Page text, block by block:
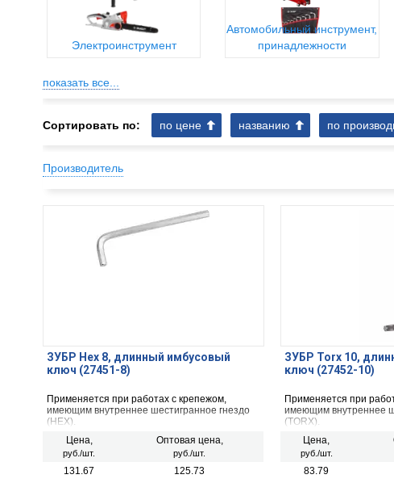
Электроинструмент
Автомобильный инструмент,
принадлежности
показать все...
Сортировать по: по цене названию по
Производитель
ЗУБР Hex 8, длинный имбусовый
ключ (27451-8)
Применяется при работах с крепежом,
имеющим внутреннее шестигранное гнездо
(HEX).
Цена,
руб./шт.
Оптовая цена,
руб./шт.
131.67 125.73
ЗУБР Torx 10,
ключ (27452-10)
Применяется при
имеющим внутреннее
(TORX).
Цена,
руб./шт.
83.79